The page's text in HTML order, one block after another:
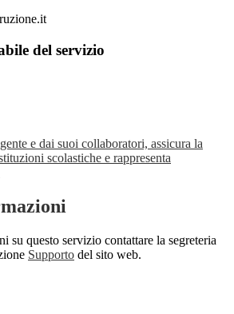
del servizio
e dai suoi collaboratori, assicura la
scolastiche e rappresenta
su questo servizio contattare la segreteria
Supporto del sito web.